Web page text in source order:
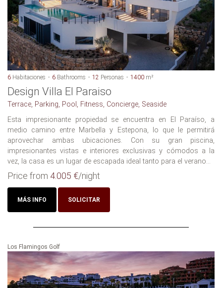
6 Habitaciones 6 Bathrooms 12 Personas 1400 m²
Design Villa El Paraiso
Terrace, Parking, Pool, Fitness, Concierge, Seaside
Esta impresionante propiedad se encuentra en El Paraíso, a
medio camino entre Marbella y Estepona, lo que le permitirá
aprovechar ambas ubicaciones. Con su gran piscina,
impresionantes vistas e interiores exclusivas y cómodos a la
vez, la casa es un lugar de escapada ideal tanto para el verano...
Price from 4.005 €/night
MÁS INFO SOLICITAR
Los Flamingos Golf